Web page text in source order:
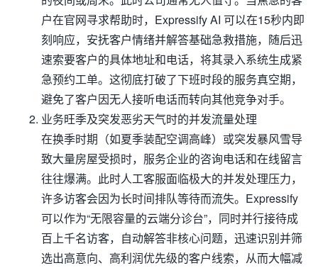
户在官网寻求帮助时，Expressify AI 可以在15秒内即
刻响应，安抚客户情绪并解答基础急救措施，随后迅
速索要客户的具体地址和电话，将其录入系统生成紧
急预约工单。这彻底打破了下班时段的服务真空期，
避免了客户因无人接听电话而转向其他竞争对手。
业务旺季及突发恶劣天气时的并发流量处理
在换季时期（如夏季装配空调高峰）或突发暴风雪导
致大量房屋受损时，服务企业的咨询电话和在线留言
往往爆满。此时人工客服面临极大的并发处理压力，
许多访客会因为长时间排队等待而流失。Expressify
可以作为“无限容量的云端分诊台”，同时并行接待成
百上千名访客，自动解答非核心问题，迅速识别并筛
选出高意向、高利润优先级的客户线索，从而大幅减